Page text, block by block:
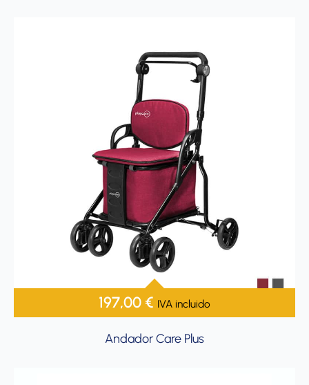
197,00€ IVA incluido
Andador Care Plus